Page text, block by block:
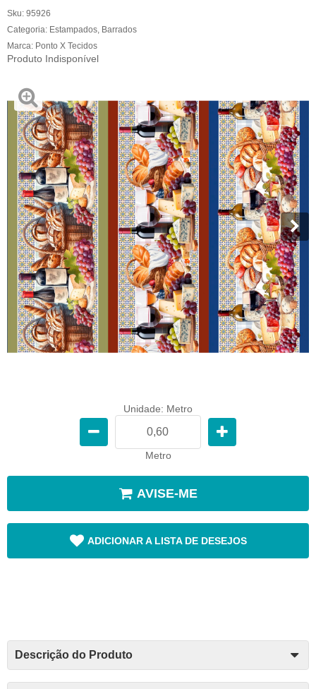
Sku: 95926
Categoria: Estampados, Barrados
Marca: Ponto X Tecidos
Produto Indisponível
Unidade: Metro
Metro
AVISE-ME
ADICIONAR A LISTA DE DESEJOS
Descrição do Produto